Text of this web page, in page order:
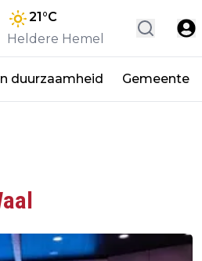
21°C
Heldere Hemel
duurzaamheid Gemeente